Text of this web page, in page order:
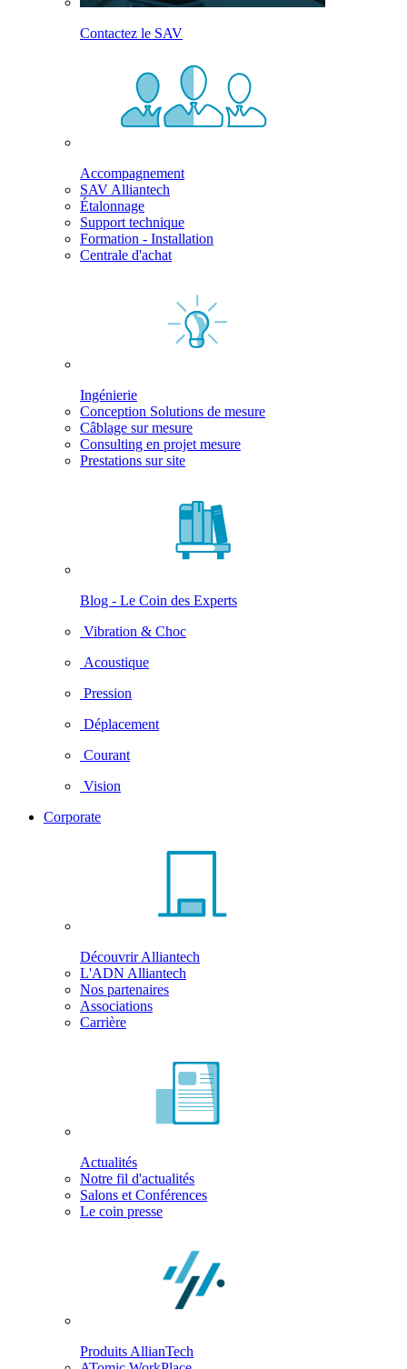
Contactez le SAV
Accompagnement
SAV Alliantech
Étalonnage
Support technique
Formation - Installation
Centrale d'achat
Ingénierie
Conception Solutions de mesure
Câblage sur mesure
Consulting en projet mesure
Prestations sur site
Blog - Le Coin des Experts
Vibration & Choc
Acoustique
Pression
Déplacement
Courant
Vision
Corporate
Découvrir Alliantech
L'ADN Alliantech
Nos partenaires
Associations
Carrière
Actualités
Notre fil d'actualités
Salons et Conférences
Le coin presse
Produits AllianTech